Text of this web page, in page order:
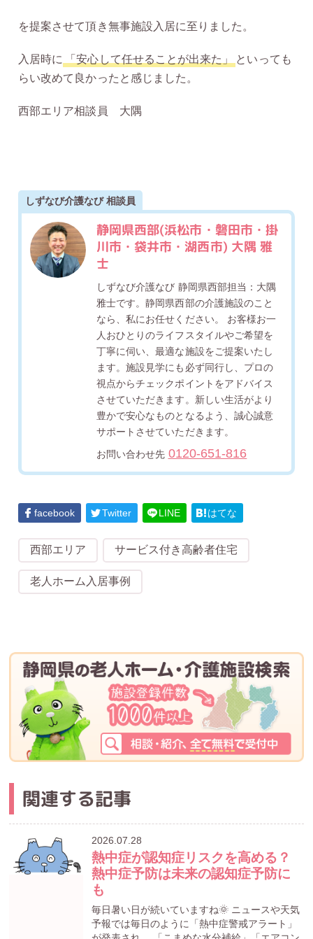
を提案させて頂き無事施設入居に至りました。
入居時に 「安心して任せることが出来た」
といっても
らい改めて良かったと感じました。
西部エリア相談員 大隅
しずなび介護なび 相談員
静岡県西部(浜松市・磐田市・掛
川市・袋井市・湖西市) 大隅 雅
士
しずなび介護なび 静岡県西部担当：大隅
雅士です。静岡県西部の介護施設のこと
なら、私にお任せください。 お客様お一
人おひとりのライフスタイルやご希望を
丁寧に伺い、最適な施設をご提案いたし
ます。施設見学にも必ず同行し、プロの
視点からチェックポイントをアドバイス
させていただきます。新しい生活がより
豊かで安心なものとなるよう、誠心誠意
サポートさせていただきます。
お問い合わせ先 0120-651-816
facebook Twitter LINE はてな
西部エリア サービス付き高齢者住宅
老人ホーム入居事例
関連する記事
2026.07.28
熱中症が認知症リスクを高める？
熱中症予防は未来の認知症予防に
も
毎日暑い日が続いていますね🌞 ニュースや天気
予報では毎日のように「熱中症警戒アラート」